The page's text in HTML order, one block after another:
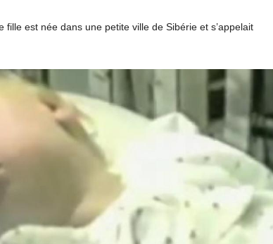
fille est née dans une petite ville de Sibérie et s’appelait